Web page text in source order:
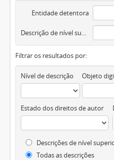
Entidade detentora
Descrição de nível superior
Filtrar os resultados por:
Nível de descrição
Estado dos direitos de autor
Descrições de nível
Todas as descrições